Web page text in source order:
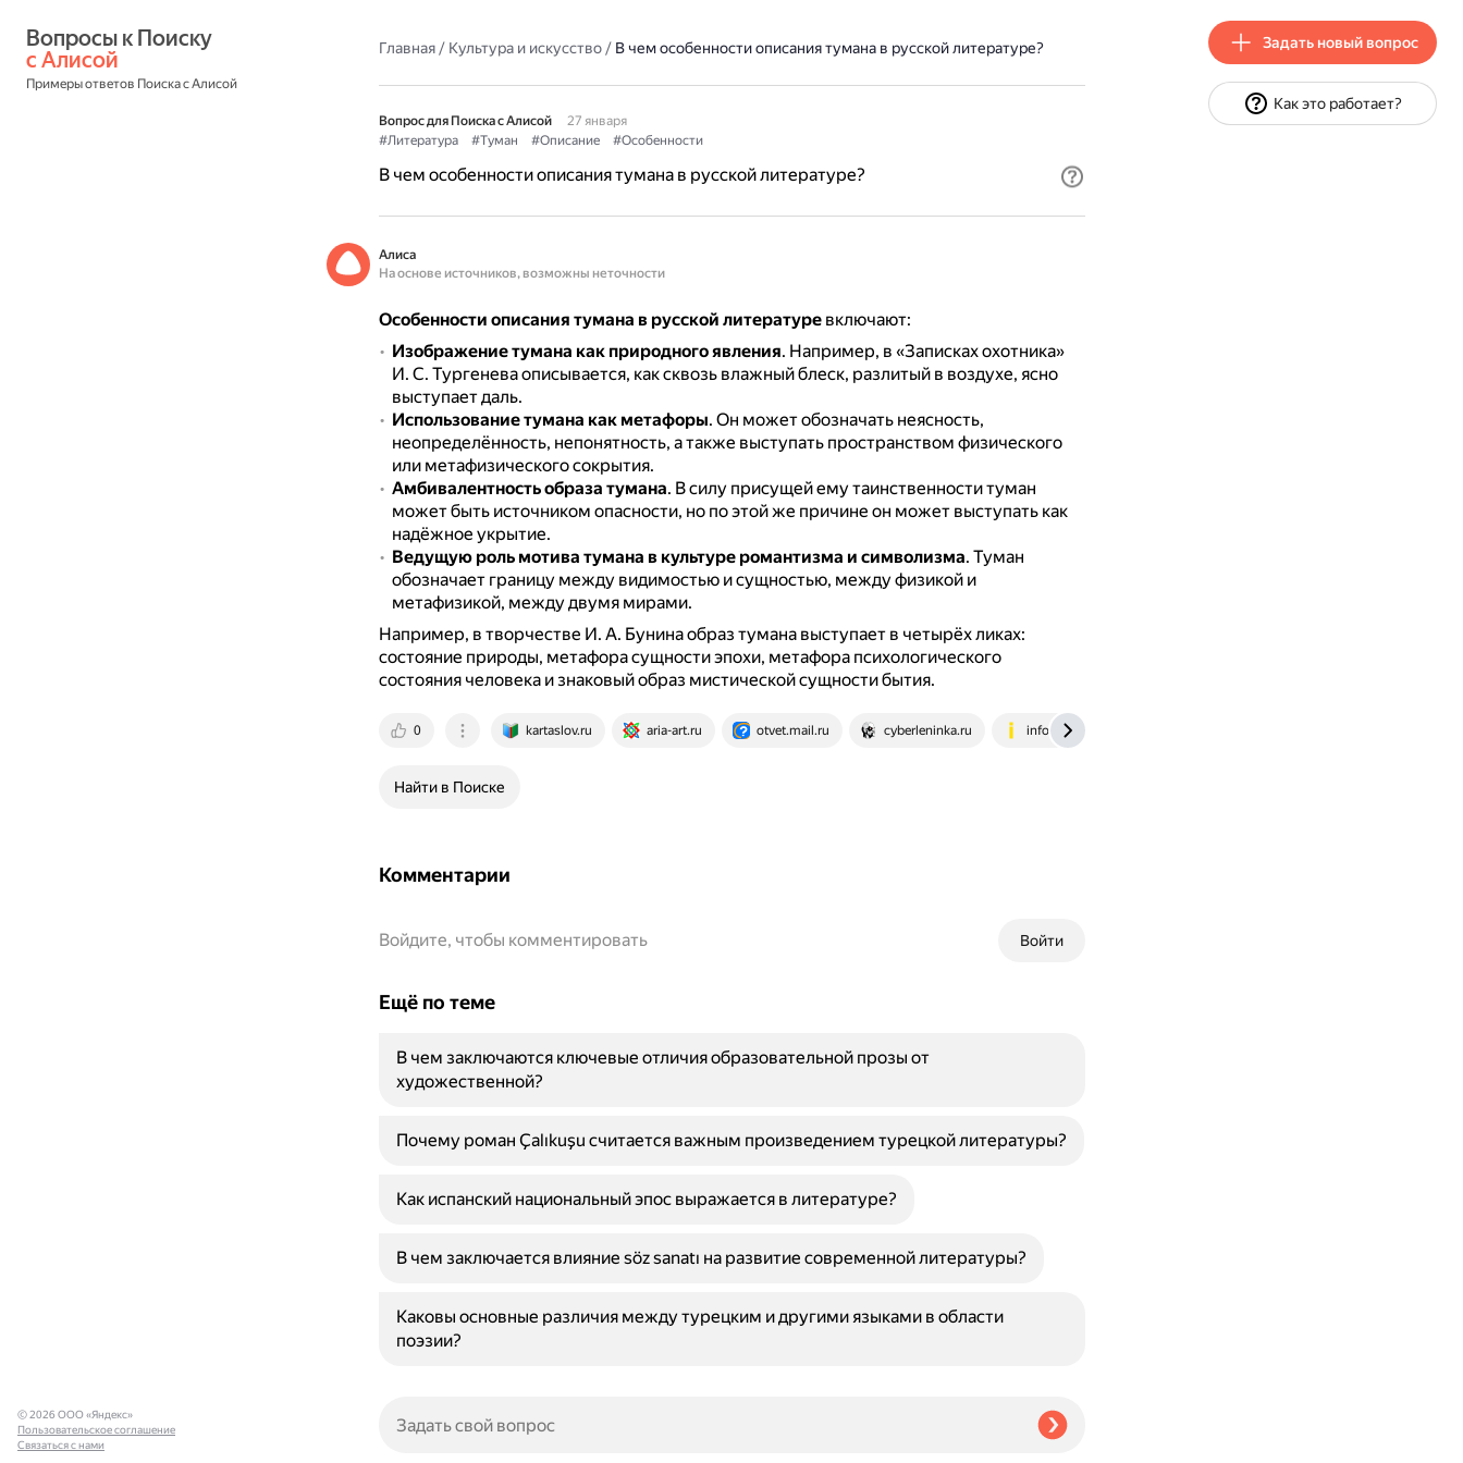
с Алисой
Примеры ответов Поиска с Алисой
Главная/ Культура и искусство/ В чем особенности описания тумана в русской литературе?
Вопрос для Поиска с Алисой
27 января
#Литература
#Туман #Описание #Особенности
В чем особенности описания тумана в русской литературе?
Алиса
На основе источников, возможны неточности
Особенности описания тумана в русской литературевключают:
Изображение тумана как природного явления. Например, в «Записках охотника»
И. С. Тургенева описывается, как сквозь влажный блеск, разлитый в воздухе, ясно
выступает даль.
Использование тумана как метафоры. Он может обозначать неясность,
неопределённость, непонятность, а также выступать пространством физического
или метафизического сокрытия.
Амбивалентность образа тумана. В силу присущей ему таинственности туман
может быть источником опасности, но по этой же причине он может выступать как
надёжное укрытие.
Ведущую роль мотива тумана в культуре романтизма и символизма. Туман
обозначает границу между видимостью и сущностью, между физикой и
метафизикой, между двумя мирами.
Например, в творчестве И. А. Бунина образ тумана выступает в четырёх ликах:
состояние природы, метафора сущности эпохи, метафора психологического
состояния человека и знаковый образ мистической сущности бытия.
0 kartaslov.ru aria-art.ru otvet.mail.ru cyberleninka.ru infourok.ru
Найти в Поиске
Комментарии
Войти
Войдите, чтобы комментировать
Ещё по теме
В чем заключаются ключевые отличия образовательной прозы от
художественной?
Почему роман Çalıkuşu считается важным произведением турецкой литературы?
Как испанский национальный эпос выражается в литературе?
В чем заключается влияние söz sanatı на развитие современной литературы?
Каковы основные различия между турецким и другими языками в области
поэзии?
© 2026 ООО «Яндекс»
Пользовательское соглашение
Связаться с нами
Задать новый вопрос
Как это работает?